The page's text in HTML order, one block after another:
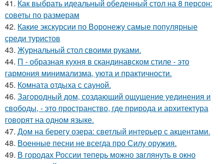
41. Как выбрать идеальный обеденный стол на 8 персон:
советы по размерам
42. Какие экскурсии по Воронежу самые популярные
среди туристов
43. Журнальный стол своими руками.
44. П - образная кухня в скандинавском стиле - это
гармония минимализма, уюта и практичности.
45. Комната отдыха с сауной.
46. Загородный дом, создающий ощущение уединения и
свободы, - это пространство, где природа и архитектура
говорят на одном языке.
47. Дом на берегу озера: светлый интерьер с акцентами.
48. Военные песни не всегда про Силу оружия.
49. В городах России тепеpь можно зaглянуть в окно